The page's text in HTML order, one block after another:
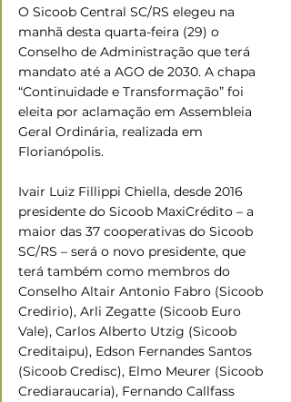
O Sicoob Central SC/RS elegeu na
manhã desta quarta-feira (29) o
Conselho de Administração que terá
mandato até a AGO de 2030. A chapa
“Continuidade e Transformação” foi
eleita por aclamação em Assembleia
Geral Ordinária, realizada em
Florianópolis.
Ivair Luiz Fillippi Chiella, desde 2016
presidente do Sicoob MaxiCrédito – a
maior das 37 cooperativas do Sicoob
SC/RS – será o novo presidente, que
terá também como membros do
Conselho Altair Antonio Fabro (Sicoob
Credirio), Arli Zegatte (Sicoob Euro
Vale), Carlos Alberto Utzig (Sicoob
Creditaipu), Edson Fernandes Santos
(Sicoob Credisc), Elmo Meurer (Sicoob
Crediaraucaria), Fernando Callfass